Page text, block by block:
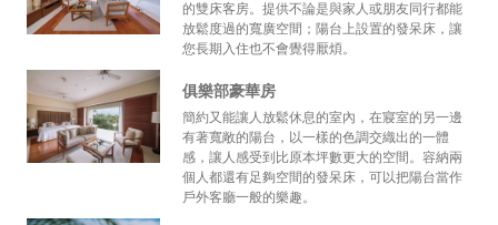
的雙床客房。提供不論是與家人或朋友同行都能
放鬆度過的寬廣空間；陽台上設置的發呆床，讓
您長期入住也不會覺得厭煩。
俱樂部豪華房
簡約又能讓人放鬆休息的室內，在寢室的另一邊
有著寬敞的陽台，以一樣的色調交織出的一體
感，讓人感受到比原本坪數更大的空間。容納兩
個人都還有足夠空間的發呆床，可以把陽台當作
戶外客廳一般的樂趣。